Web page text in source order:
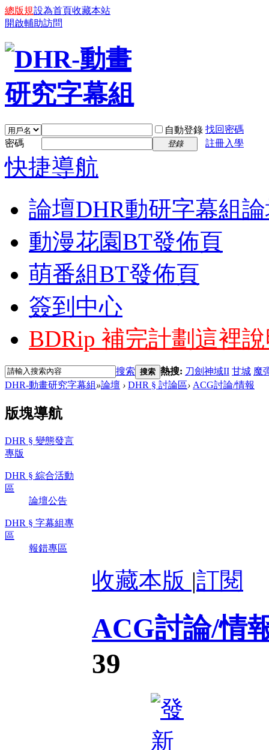
總版規設為首頁收藏本站
開啟輔助訪問
自動登錄 找回密碼
密碼
登錄 註冊入學
快捷導航
論壇DHR動研字幕組
動漫花園BT發佈頁
萌番組BT發佈頁
簽到中心
BDRip 補完計劃 這裡
搜索 搜索 熱搜: 刀劍神域II 甘城 魔
DHR-動畫研究字幕組»論壇 › DHR § 討論區› ACG討論/情報
版塊導航
DHR § 變態發言
專版
DHR § 綜合活動
區
論壇公告
DHR § 字幕組專
區
報錯專區
收藏本版 |訂閱
ACG討論/情
39